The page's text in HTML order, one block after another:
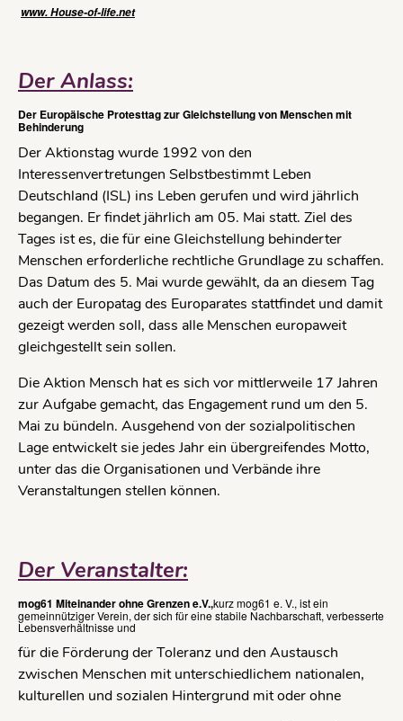
www. House-of-life.net
Der Anlass:
Der Europäische Protesttag zur Gleichstellung von Menschen mit
Behinderung
Der Aktionstag wurde 1992 von den
Interessenvertretungen Selbstbestimmt Leben
Deutschland (ISL) ins Leben gerufen und wird jährlich
begangen. Er findet jährlich am 05. Mai statt. Ziel des
Tages ist es, die für eine Gleichstellung behinderter
Menschen erforderliche rechtliche Grundlage zu schaffen.
Das Datum des 5. Mai wurde gewählt, da an diesem Tag
auch der Europatag des Europarates stattfindet und damit
gezeigt werden soll, dass alle Menschen europaweit
gleichgestellt sein sollen.
Die Aktion Mensch hat es sich vor mittlerweile 17 Jahren
zur Aufgabe gemacht, das Engagement rund um den 5.
Mai zu bündeln. Ausgehend von der sozialpolitischen
Lage entwickelt sie jedes Jahr ein übergreifendes Motto,
unter das die Organisationen und Verbände ihre
Veranstaltungen stellen können.
Der Veranstalter:
mog61 Miteinander ohne Grenzen e.V.,kurz mog61 e. V., ist ein
gemeinnütziger Verein, der sich für eine stabile Nachbarschaft, verbesserte
Lebensverhältnisse und
für die Förderung der Toleranz und den Austausch
zwischen Menschen mit unterschiedlichem nationalen,
kulturellen und sozialen Hintergrund mit oder ohne